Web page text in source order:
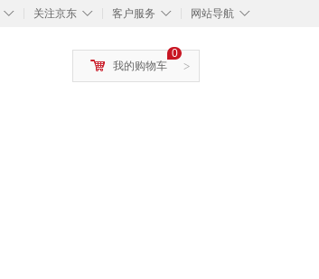
◇ ◇
关注京东 ◇
客户服务 ◇
网站导航
>
0
我的购物车